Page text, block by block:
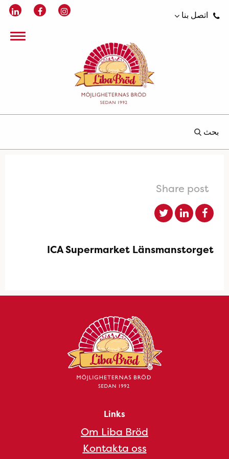
اتصل بنا
بحث
Share post
ICA Supermarket Länsmanstorget
Links
Om Liba Bröd
Kontakta oss